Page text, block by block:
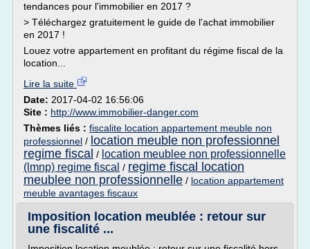
tendances pour l'immobilier en 2017 ?
> Téléchargez gratuitement le guide de l'achat immobilier
en 2017 !
Louez votre appartement en profitant du régime fiscal de la
location...
Lire la suite
Date: 2017-04-02 16:56:06
Site : http://www.immobilier-danger.com
Thèmes liés : fiscalite location appartement meuble non
professionnel / location meuble non professionnel
regime fiscal / location meublee non professionnelle
(lmnp) regime fiscal / regime fiscal location
meublee non professionnelle / location appartement
meuble avantages fiscaux
Imposition location meublée : retour sur
une fiscalité ...